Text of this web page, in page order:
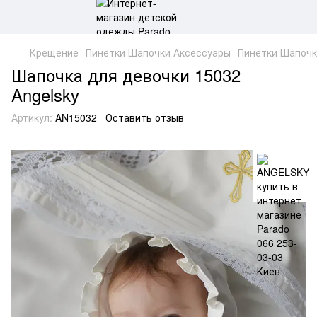
Крещение Пинетки Шапочки Аксессуары Пинетки
Шапочка для девочки 15032
Angelsky
Артикул: AN15032 Оставить отзыв